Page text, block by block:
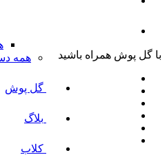
همه
گل پوش
بلاگ
کلاب
با گل پوش همراه باشید